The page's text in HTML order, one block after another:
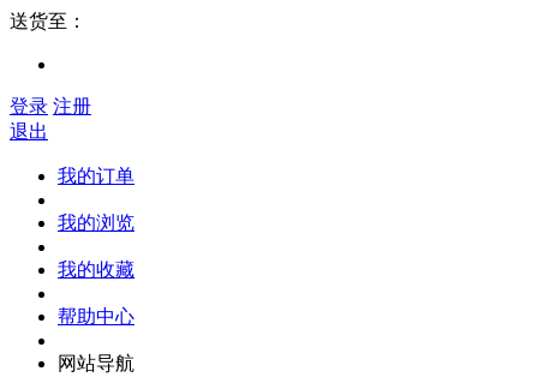
送货至：
登录 注册
退出
我的订单
我的浏览
我的收藏
帮助中心
网站导航